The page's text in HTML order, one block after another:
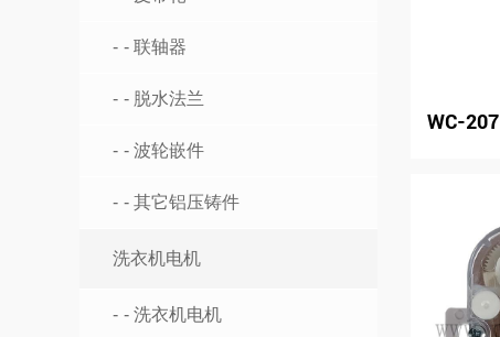
- 联轴器
- 脱水法兰
- 波轮嵌件
- 其它铝压铸件
洗衣机电机
- 洗衣机电机
WC-207